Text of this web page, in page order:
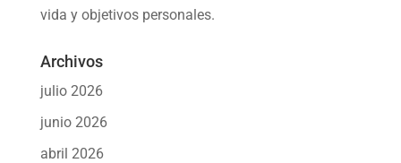
vida y objetivos personales.
Archivos
julio 2026
junio 2026
abril 2026